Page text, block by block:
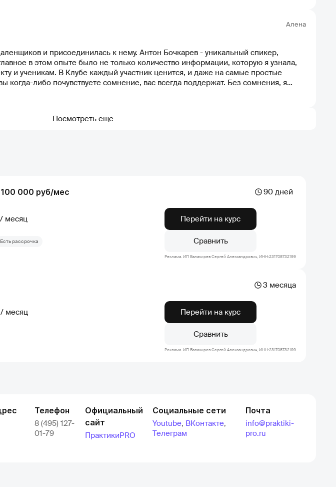
Алена
и присоединилась к нему. Антон Бочкарев - уникальный спикер,
в этом опыте было не только количество информации, которую я узнала,
и ученикам. В Клубе каждый участник ценится, и даже на самые простые
когда-либо почувствуете сомнение, вас всегда поддержат. Без сомнения, я
Посмотреть еще
000 руб/мес 90 дней
месяц
Есть рассрочка
Перейти на курс
Сравнить
Реклама. ИП Балакирев Сергей Александрович, ИНН:231708732199
3 месяца
месяц Перейти на курс
Сравнить
Реклама. ИП Балакирев Сергей Александрович, ИНН:231708732199
Телефон
8 (495) 127-
01-79
Официальный
сайт
ПрактикиPRO
Социальные сети
Youtube, ВКонтакте,
Телеграм
Почта
info@praktiki-
pro.ru